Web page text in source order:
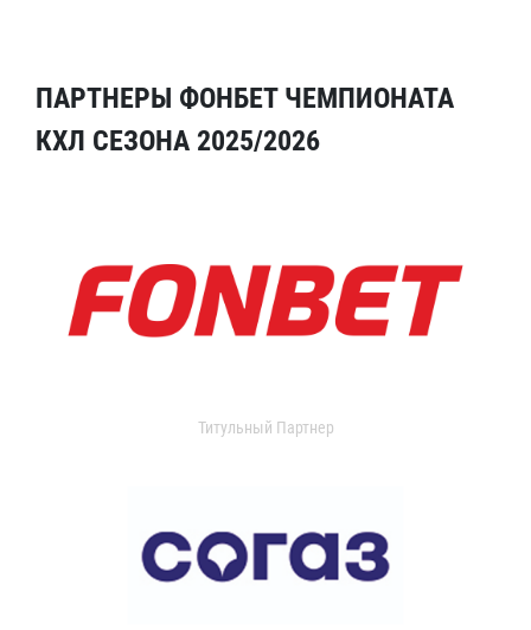
ПАРТНЕРЫ ФОНБЕТ ЧЕМПИОНАТА
КХЛ СЕЗОНА 2025/2026
Титульный Партнер